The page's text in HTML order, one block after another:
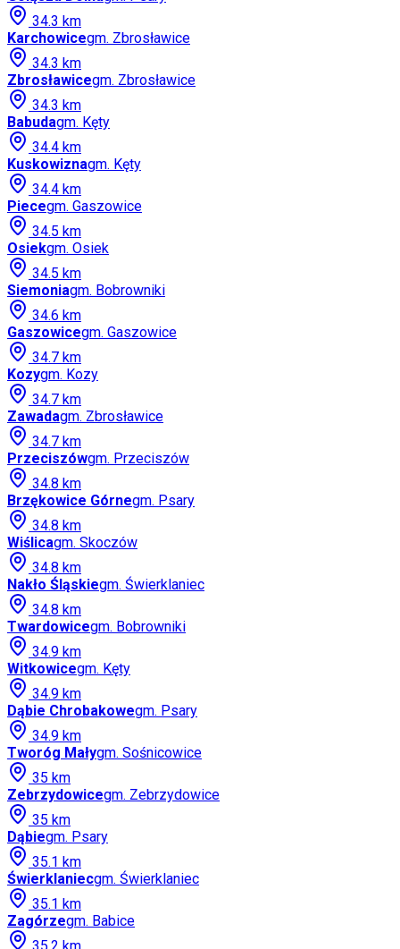
34.3 km
Karchowicegm. Zbrosławice
34.3 km
Zbrosławicegm. Zbrosławice
34.3 km
Babudagm. Kęty
34.4 km
Kuskowiznagm. Kęty
34.4 km
Piecegm. Gaszowice
34.5 km
Osiekgm. Osiek
34.5 km
Siemoniagm. Bobrowniki
34.6 km
Gaszowicegm. Gaszowice
34.7 km
Kozygm. Kozy
34.7 km
Zawadagm. Zbrosławice
34.7 km
Przeciszówgm. Przeciszów
34.8 km
Brzękowice Górnegm. Psary
34.8 km
Wiślicagm. Skoczów
34.8 km
Nakło Śląskiegm. Świerklaniec
34.8 km
Twardowicegm. Bobrowniki
34.9 km
Witkowicegm. Kęty
34.9 km
Dąbie Chrobakowegm. Psary
34.9 km
Tworóg Małygm. Sośnicowice
35 km
Zebrzydowicegm. Zebrzydowice
35 km
Dąbiegm. Psary
35.1 km
Świerklaniecgm. Świerklaniec
35.1 km
Zagórzegm. Babice